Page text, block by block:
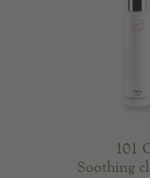
101
Soothing